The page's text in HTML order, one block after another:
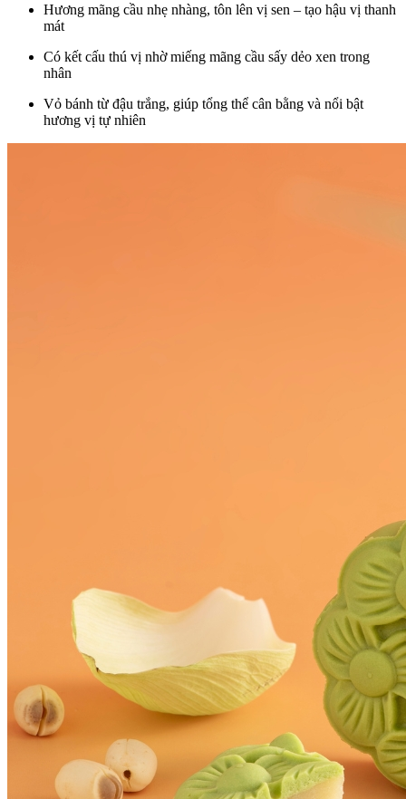
Hương mãng cầu nhẹ nhàng, tôn lên vị sen – tạo hậu vị thanh
mát
Có kết cấu thú vị nhờ miếng mãng cầu sấy dẻo xen trong
nhân
Vỏ bánh từ đậu trắng, giúp tổng thể cân bằng và nổi bật
hương vị tự nhiên